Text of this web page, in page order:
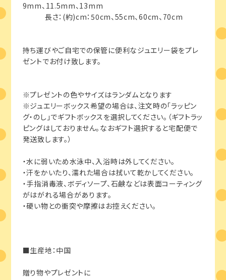
9mm、11.5mm、13mm
長さ：(約)cm：50cm、55cm、60cm、70cm
持ち運びやご自宅での保管に便利なジュエリー袋をプレ
ゼントでお付け致します。
※プレゼントの色やサイズはランダムとなります
※ジュエリーボックス希望の場合は、注文時の「ラッピン
グ・のし」でギフトボックスを選択してください。（ギフトラッ
ピングはしておりません。なおギフト選択すると宅配便で
発送致します。）
・水に弱いため水泳中、入浴時は外してください。
・汗をかいたり、濡れた場合は拭いて乾かしてください。
・手指消毒液、ボディソープ、石鹸などは表面コーティング
がはがれる場合があります。
・硬い物との衝突や摩擦はお控えください。
■生産地：中国
贈り物やプレゼントに